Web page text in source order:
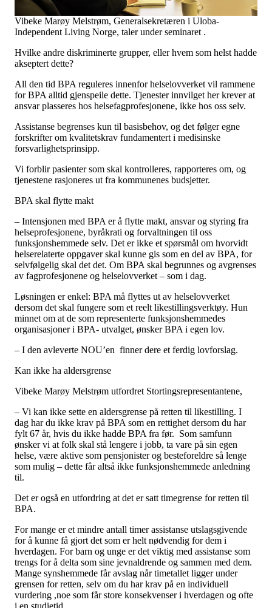
Vibeke Marøy Melstrøm, Generalsekretæren i Uloba-
Independent Living Norge, taler under seminaret .
Hvilke andre diskriminerte grupper, eller hvem som helst hadde
akseptert dette?
All den tid BPA reguleres innenfor helselovverket vil rammene
for BPA alltid gjenspeile dette. Tjenester innvilget her krever at
ansvar plasseres hos helsefagprofesjonene, ikke hos oss selv.
Assistanse begrenses kun til basisbehov, og det følger egne
forskrifter om kvalitetskrav fundamentert i medisinske
forsvarlighetsprinsipp.
Vi forblir pasienter som skal kontrolleres, rapporteres om, og
tjenestene rasjoneres ut fra kommunenes budsjetter.
BPA skal flytte makt
– Intensjonen med BPA er å flytte makt, ansvar og styring fra
helseprofesjonene, byråkrati og forvaltningen til oss
funksjonshemmede selv. Det er ikke et spørsmål om hvorvidt
helserelaterte oppgaver skal kunne gis som en del av BPA, for
selvfølgelig skal det det. Om BPA skal begrunnes og avgrenses
av fagprofesjonene og helselovverket – som i dag.
Løsningen er enkel: BPA må flyttes ut av helselovverket
dersom det skal fungere som et reelt likestillingsverktøy. Hun
minnet om at de som representerte funksjonshemmedes
organisasjoner i BPA- utvalget, ønsker BPA i egen lov.
– I den avleverte NOU’en finner dere et ferdig lovforslag.
Kan ikke ha aldersgrense
Vibeke Marøy Melstrøm utfordret Stortingsrepresentantene,
– Vi kan ikke sette en aldersgrense på retten til likestilling. I
dag har du ikke krav på BPA som en rettighet dersom du har
fylt 67 år, hvis du ikke hadde BPA fra før. Som samfunn
ønsker vi at folk skal stå lengere i jobb, ta vare på sin egen
helse, være aktive som pensjonister og besteforeldre så lenge
som mulig – dette får altså ikke funksjonshemmede anledning
til.
Det er også en utfordring at det er satt timegrense for retten til
BPA.
For mange er et mindre antall timer assistanse utslagsgivende
for å kunne få gjort det som er helt nødvendig for dem i
hverdagen. For barn og unge er det viktig med assistanse som
trengs for å delta som sine jevnaldrende og sammen med dem.
Mange synshemmede får avslag når timetallet ligger under
grensen for retten, selv om du har krav på en individuell
vurdering ,noe som får store konsekvenser i hverdagen og ofte